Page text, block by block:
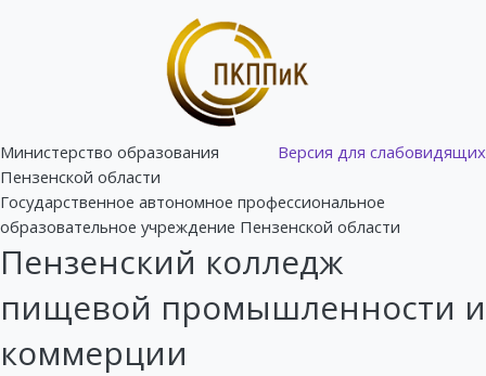
Версия для слабовидящих
Министерство образования
Пензенской области
Государственное автономное профессиональное
образовательное учреждение Пензенской области
Пензенский колледж
пищевой промышленности и
коммерции